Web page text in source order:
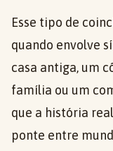
Esse tipo de
quando envolve
casa antiga, um
família ou um
que a história
ponte entre